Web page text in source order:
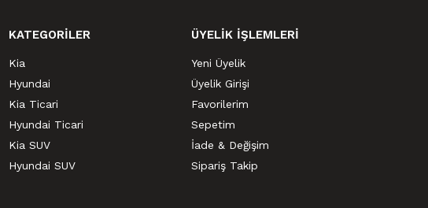
KATEGORİLER
Kia
Hyundai
Kia Ticari
Hyundai Ticari
Kia SUV
Hyundai SUV
ÜYELİK İŞLEMLERİ
Yeni Üyelik
Üyelik Girişi
Favorilerim
Sepetim
İade & Değişim
Sipariş Takip